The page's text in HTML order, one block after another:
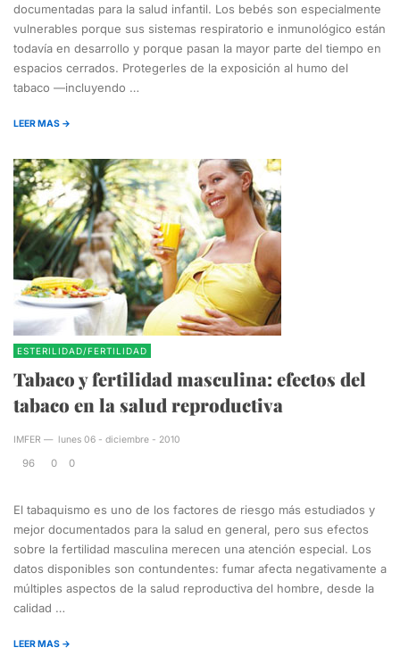
documentadas para la salud infantil. Los bebés son especialmente
vulnerables porque sus sistemas respiratorio e inmunológico están
todavía en desarrollo y porque pasan la mayor parte del tiempo en
espacios cerrados. Protegerles de la exposición al humo del
tabaco —incluyendo …
LEER MAS →
ESTERILIDAD/FERTILIDAD
Tabaco y fertilidad masculina: efectos del
tabaco en la salud reproductiva
IMFER — lunes 06 - diciembre - 2010
96 0 0
El tabaquismo es uno de los factores de riesgo más estudiados y
mejor documentados para la salud en general, pero sus efectos
sobre la fertilidad masculina merecen una atención especial. Los
datos disponibles son contundentes: fumar afecta negativamente a
múltiples aspectos de la salud reproductiva del hombre, desde la
calidad …
LEER MAS →